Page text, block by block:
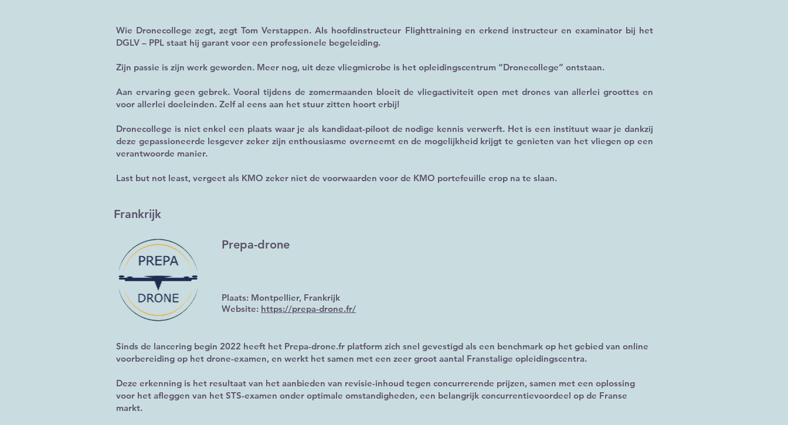
Wie Dronecollege zegt, zegt Tom Verstappen. Als hoofdinstructeur Flighttraining en erkend instructeur en examinator bij het
DGLV – PPL staat hij garant voor een professionele begeleiding.
Zijn passie is zijn werk geworden. Meer nog, uit deze vliegmicrobe is het opleidingscentrum “Dronecollege” ontstaan.
Aan ervaring geen gebrek. Vooral tijdens de zomermaanden bloeit de vliegactiviteit open met drones van allerlei groottes en
voor allerlei doeleinden. Zelf al eens aan het stuur zitten hoort erbij!
Dronecollege is niet enkel een plaats waar je als kandidaat-piloot de nodige kennis verwerft. Het is een instituut waar je dankzij
deze gepassioneerde lesgever zeker zijn enthousiasme overneemt en de mogelijkheid krijgt te genieten van het vliegen op een
verantwoorde manier.
Last but not least, vergeet als KMO zeker niet de voorwaarden voor de KMO portefeuille erop na te slaan.
Frankrijk
Prepa-drone
Plaats: Montpellier, Frankrijk
Website: https://prepa-drone.fr/
Sinds de lancering begin 2022 heeft het Prepa-drone.fr platform zich snel gevestigd als een benchmark op het gebied van online
voorbereiding op het drone-examen, en werkt het samen met een zeer groot aantal Franstalige opleidingscentra.
Deze erkenning is het resultaat van het aanbieden van revisie-inhoud tegen concurrerende prijzen, samen met een oplossing
voor het afleggen van het STS-examen onder optimale omstandigheden, een belangrijk concurrentievoordeel op de Franse
markt.